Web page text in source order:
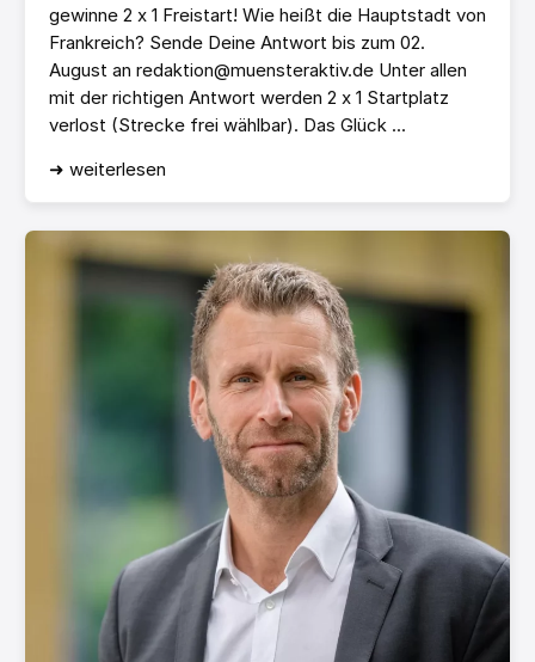
gewinne 2 x 1 Freistart! Wie heißt die Hauptstadt von
Frankreich? Sende Deine Antwort bis zum 02.
August an redaktion@muensteraktiv.de Unter allen
mit der richtigen Antwort werden 2 x 1 Startplatz
verlost (Strecke frei wählbar). Das Glück ...
➜ weiterlesen